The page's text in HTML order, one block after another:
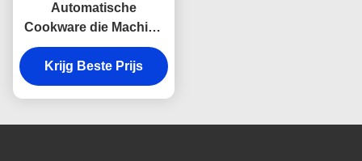
Automatische
Cookware die Machine
Multifunctioneel
oppoetsen Met twee
uiteinden
Krijg Beste Prijs